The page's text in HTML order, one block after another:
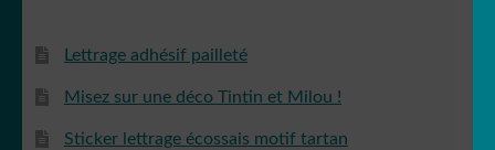
Lettrage adhésif pailleté
Misez sur une déco Tintin et Milou !
Sticker lettrage écossais motif tartan